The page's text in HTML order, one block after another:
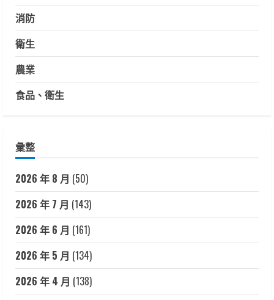
消防
衛生
農業
食品、衛生
彙整
2026 年 8 月 (50)
2026 年 7 月 (143)
2026 年 6 月 (161)
2026 年 5 月 (134)
2026 年 4 月 (138)